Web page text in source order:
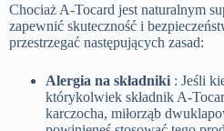
Chociaż A-Tocard jest naturalnym
zapewnić skuteczność i
przestrzegać następujących zasad:
Alergia na składniki : Jeśli
którykolwiek składnik A-
karczocha, miłorząb